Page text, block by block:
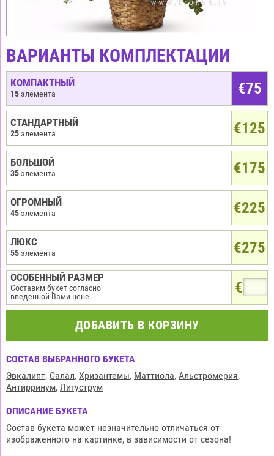
ВАРИАНТЫ КОМПЛЕКТАЦИИ
€75
КОМПАКТНЫЙ
15 элемента
€125
СТАНДАРТНЫЙ
25 элемента
€175
БОЛЬШОЙ
35 элемента
€225
ОГРОМНЫЙ
45 элемента
€275
ЛЮКС
55 элемента
€
ОСОБЕННЫЙ РАЗМЕР
Составим букет согласно
введенной Вами цене
ДОБАВИТЬ В КОРЗИНУ
СОСТАВ ВЫБРАННОГО БУКЕТА
Эвкалипт, Салал, Хризантемы, Маттиола, Альстромерия,
Антирринум, Лигуструм
ОПИСАНИЕ БУКЕТА
Состав букета может незначительно отличаться от
изображенного на картинке, в зависимости от сезона!